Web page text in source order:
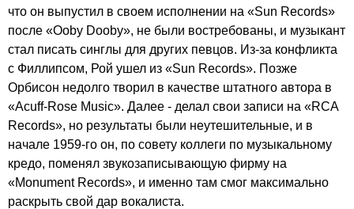
что он выпустил в своем исполнении на «Sun Records»
после «Ooby Dooby», не были востребованы, и музыкант
стал писать синглы для других певцов. Из-за конфликта
с Филлипсом, Рой ушел из «Sun Records». Позже
Орбисон недолго творил в качестве штатного автора в
«Acuff-Rose Music». Далее - делал свои записи на «RCA
Records», но результаты были неутешительные, и в
начале 1959-го он, по совету коллеги по музыкальному
кредо, поменял звукозаписывающую фирму на
«Monument Records», и именно там смог максимально
раскрыть свой дар вокалиста.